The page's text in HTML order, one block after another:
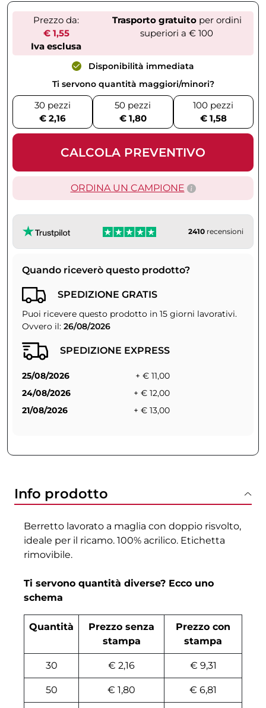
Prezzo da:
€ 1,55
Iva esclusa
Trasporto gratuitoper ordini
superiori a € 100
Disponibilità immediata
Ti servono quantità maggiori/minori?
30 pezzi
€ 2,16
50 pezzi
€ 1,80
100 pezzi
€ 1,58
CALCOLA PREVENTIVO
ORDINA UN CAMPIONE
2410 recensioni
Quando riceverò questo prodotto?
SPEDIZIONE GRATIS
Puoi ricevere questo prodotto in 15 giorni lavorativi.
Ovvero il: 26/08/2026
SPEDIZIONE EXPRESS
25/08/2026
+ € 11,00
24/08/2026
+ € 12,00
21/08/2026
+ € 13,00
Info prodotto
Berretto lavorato a maglia con doppio risvolto,
ideale per il ricamo. 100% acrilico. Etichetta
rimovibile.
Ti servono quantità diverse? Ecco uno
schema
Quantità
Prezzo senza
stampa
Prezzo con
stampa
30 € 2,16 € 9,31
50 € 1,80 € 6,81